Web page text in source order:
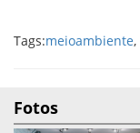
Tags:meioambiente,
Fotos